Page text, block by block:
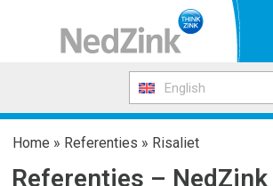
English
Home » Referenties » Risaliet
Referenties – NedZink